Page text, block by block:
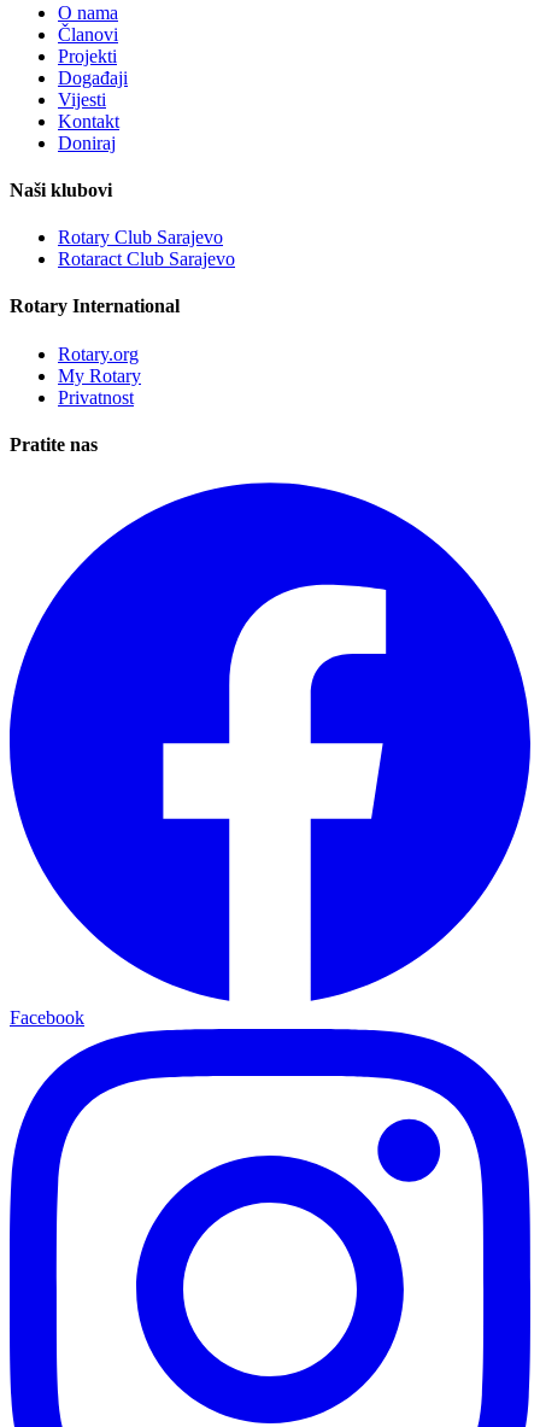
O nama
Članovi
Projekti
Događaji
Vijesti
Kontakt
Doniraj
Naši klubovi
Rotary Club Sarajevo
Rotaract Club Sarajevo
Rotary International
Rotary.org
My Rotary
Privatnost
Pratite nas
Facebook